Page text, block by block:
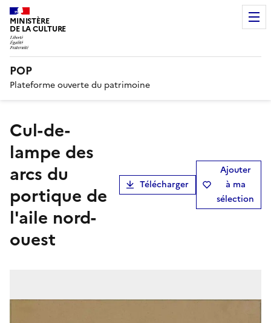
MINISTÈRE
DE LA CULTURE
POP
Plateforme ouverte du patrimoine
Cul-de-
lampe des
arcs du
portique de
l'aile nord-
ouest
Télécharger
Ajouter
à ma
sélection